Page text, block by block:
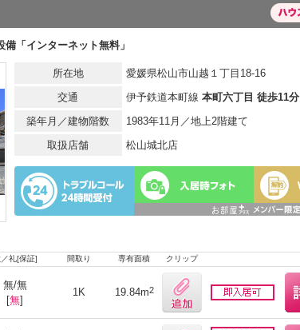
備「インターネット無料」
所在地
愛媛県松山市山越１丁目18-16
交通
伊予鉄道本町線 本町六丁目 徒歩11分
築年月／建物階数
1983年11月／地上2階建て
取扱店舗
松山城北店
礼[保証] 間取り 専有面積 クリップ
無/無
[無]
1K 19.84m2